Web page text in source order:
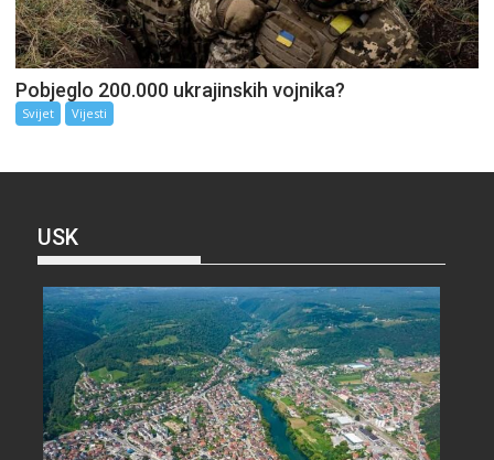
Pobjeglo 200.000 ukrajinskih vojnika?
Svijet Vijesti
USK